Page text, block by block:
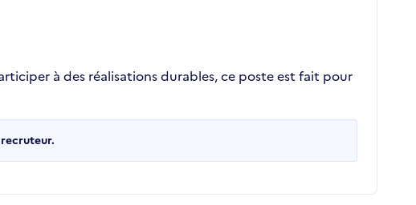
à des réalisations durables, ce poste est fait pour